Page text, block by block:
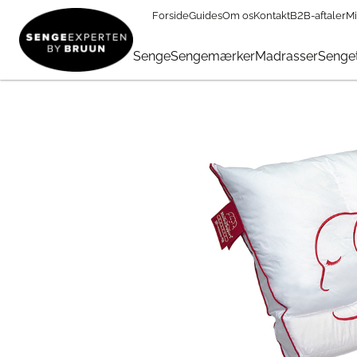
ForsideGuidesOm osKontaktB2B-aftaler
SengeSengemærkerMadrasser
Pudemærker → Silvana hovedpuder → Silvana